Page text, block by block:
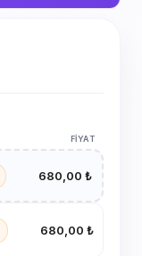
FIYAT
680,00 ₺
680,00 ₺